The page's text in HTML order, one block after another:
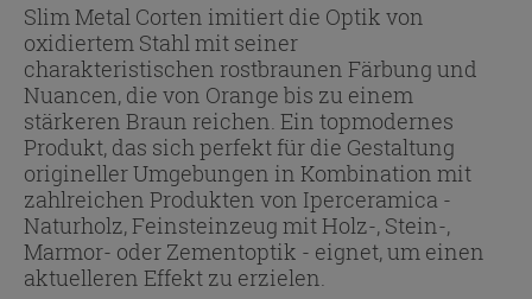
Slim Metal Corten imitiert die Optik von
oxidiertem Stahl mit seiner
charakteristischen rostbraunen Färbung und
Nuancen, die von Orange bis zu einem
stärkeren Braun reichen. Ein topmodernes
Produkt, das sich perfekt für die Gestaltung
origineller Umgebungen in Kombination mit
zahlreichen Produkten von Iperceramica -
Naturholz, Feinsteinzeug mit Holz-, Stein-,
Marmor- oder Zementoptik - eignet, um einen
aktuelleren Effekt zu erzielen.